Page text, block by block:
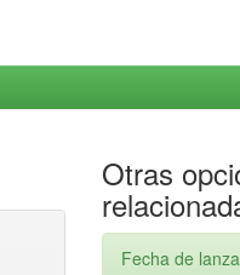
Otras
Fecha de